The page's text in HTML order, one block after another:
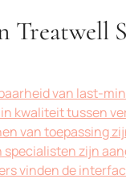
Treatwell
van last-
kwaliteit tussen
van toepassing
specialisten zijn
vinden de